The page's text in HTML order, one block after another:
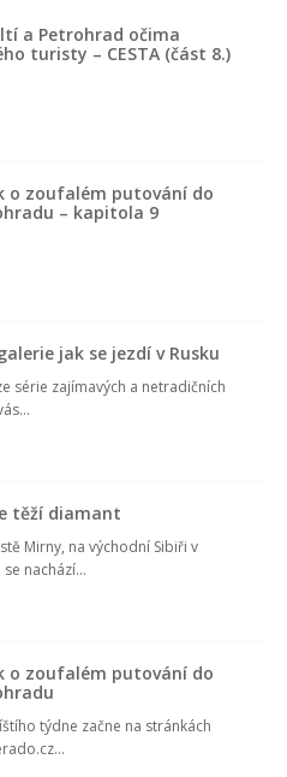
a Petrohrad očima
turisty – CESTA (část 8.)
o zoufalém putování do
– kapitola 9
jak se jezdí v Rusku
série zajímavých a netradičních
těží diamant
Mirny, na východní Sibiři v
se nachází...
o zoufalém putování do
týdne začne na stránkách